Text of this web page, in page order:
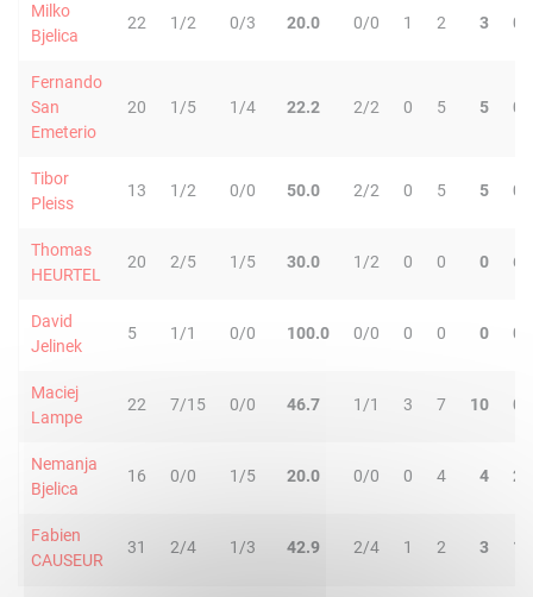
Milko
Bjelica
22 1/2 0/3 20.0 0/0 1 2 3 0
Fernando
San
Emeterio
20 1/5 1/4 22.2 2/2 0 5 5 0
Tibor
Pleiss
13 1/2 0/0 50.0 2/2 0 5 5 0
Thomas
HEURTEL
20 2/5 1/5 30.0 1/2 0 0 0 6
David
Jelinek
5 1/1 0/0 100.0 0/0 0 0 0 0
Maciej
Lampe
22 7/15 0/0 46.7 1/1 3 7 10 0
Nemanja
Bjelica
16 0/0 1/5 20.0 0/0 0 4 4 2
Fabien
CAUSEUR
31 2/4 1/3 42.9 2/4 1 2 3 1